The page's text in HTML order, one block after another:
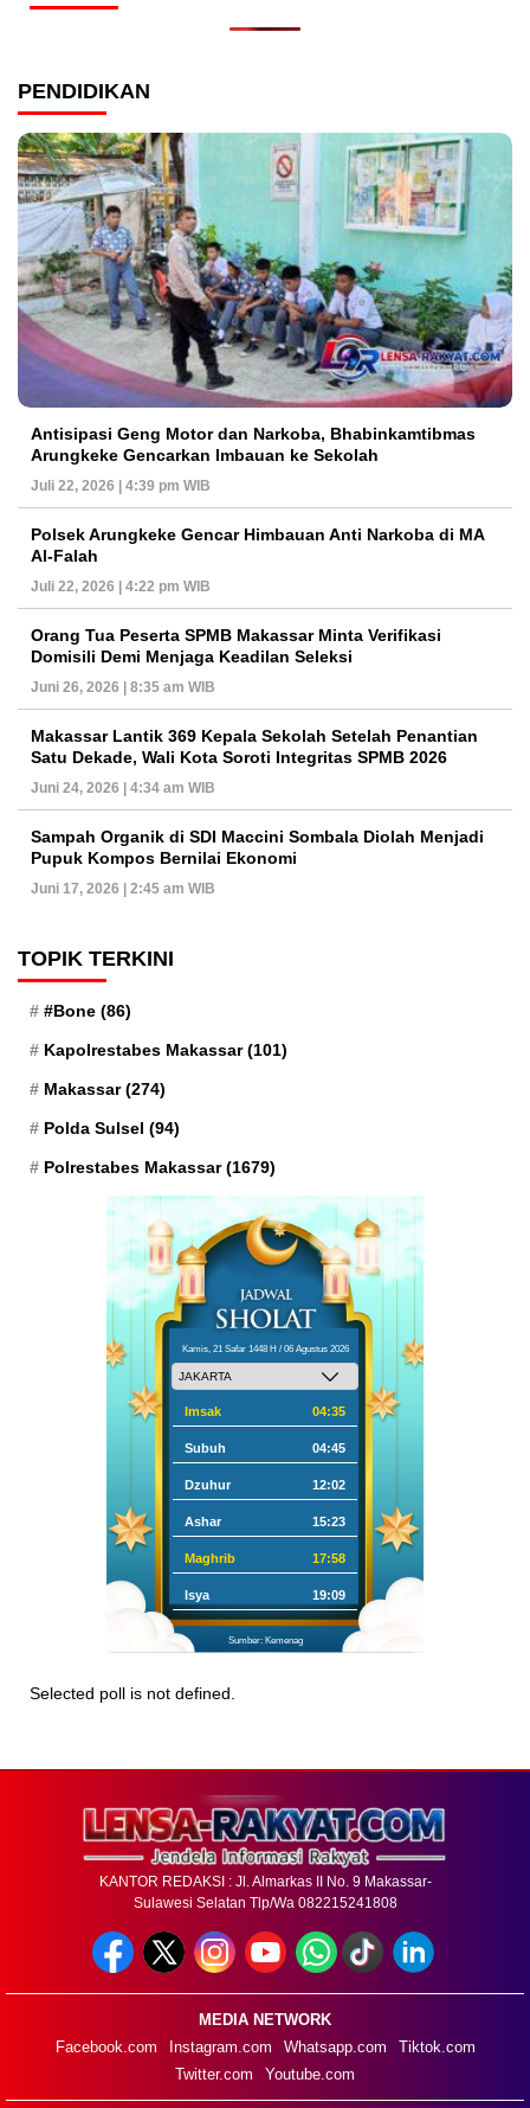
PENDIDIKAN
Antisipasi Geng Motor dan Narkoba, Bhabinkamtibmas
Arungkeke Gencarkan Imbauan ke Sekolah
Juli 22, 2026 | 4:39 pm WIB
Polsek Arungkeke Gencar Himbauan Anti Narkoba di MA
Al-Falah
Juli 22, 2026 | 4:22 pm WIB
Orang Tua Peserta SPMB Makassar Minta Verifikasi
Domisili Demi Menjaga Keadilan Seleksi
Juni 26, 2026 | 8:35 am WIB
Makassar Lantik 369 Kepala Sekolah Setelah Penantian
Satu Dekade, Wali Kota Soroti Integritas SPMB 2026
Juni 24, 2026 | 4:34 am WIB
Sampah Organik di SDI Maccini Sombala Diolah Menjadi
Pupuk Kompos Bernilai Ekonomi
Juni 17, 2026 | 2:45 am WIB
TOPIK TERKINI
#Bone (86)
Kapolrestabes Makassar(101)
Makassar(274)
Polda Sulsel (94)
Polrestabes Makassar(1679)
Kamis, 21 Safar 1448 H / 06 Agustus 2026
Imsak 04:35
Subuh 04:45
Dzuhur 12:02
Ashar 15:23
Maghrib 17:58
Isya 19:09
Sumber: Kemenag
Selected poll is not defined.
KANTOR REDAKSI : Jl. Almarkas II No. 9 Makassar-
Sulawesi Selatan Tlp/Wa 082215241808
MEDIA NETWORK
Facebook.com
Instagram.com Whatsapp.com
Tiktok.com
Twitter.com
Youtube.com